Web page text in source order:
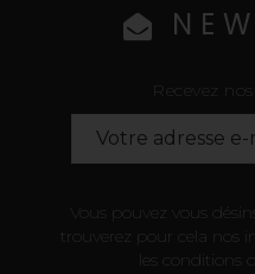
Recevez
Vous pouvez vous
trouverez pour cela nos
les conditions